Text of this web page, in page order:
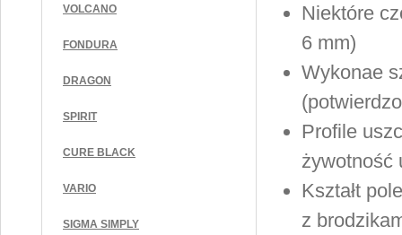
VOLCANO
FONDURA
DRAGON
SPIRIT
CURE BLACK
VARIO
SIGMA SIMPLY
Niektóre
6 mm)
Wykonae
Profile
żywotność
Kształt
z